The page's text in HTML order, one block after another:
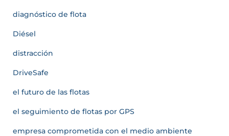
diagnóstico de flota
Diésel
distracción
DriveSafe
el futuro de las flotas
el seguimiento de flotas por GPS
empresa comprometida con el medio ambiente